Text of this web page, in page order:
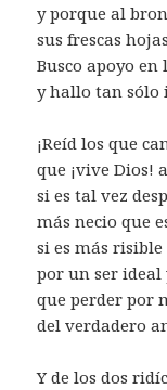
y porque al
sus frescas
Busco apoyo
y hallo tan sólo
¡Reíd los que
que ¡vive Dios!
si es tal vez
más necio que
si es más
por un ser
que perder por
del verdadero
Y de los dos